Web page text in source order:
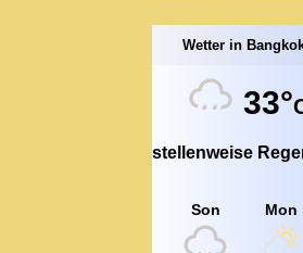
Wetter in
33°
stellenweise
Son Mon